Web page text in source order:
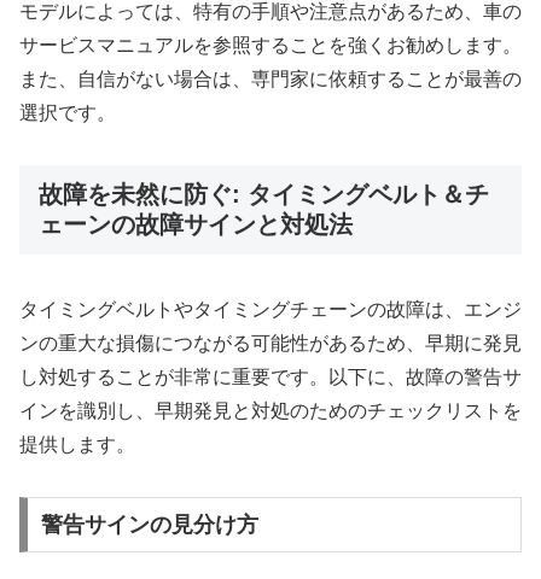
モデルによっては、特有の手順や注意点があるため、車の
サービスマニュアルを参照することを強くお勧めします。
また、自信がない場合は、専門家に依頼することが最善の
選択です。
故障を未然に防ぐ: タイミングベルト＆チ
ェーンの故障サインと対処法
タイミングベルトやタイミングチェーンの故障は、エンジ
ンの重大な損傷につながる可能性があるため、早期に発見
し対処することが非常に重要です。以下に、故障の警告サ
インを識別し、早期発見と対処のためのチェックリストを
提供します。
警告サインの見分け方